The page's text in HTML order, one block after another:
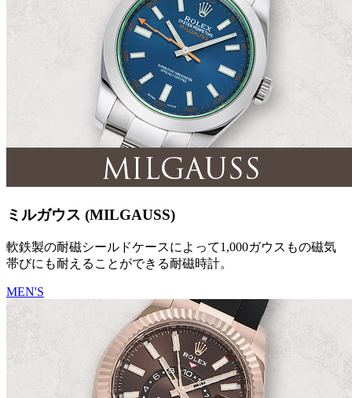
ミルガウス (MILGAUSS)
軟鉄製の耐磁シールドケースによって1,000ガウスもの磁気
帯びにも耐えることができる耐磁時計。
MEN'S